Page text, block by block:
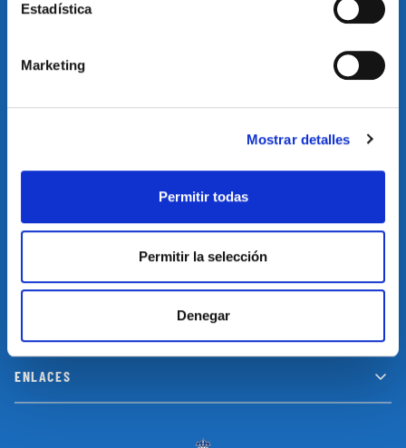
Estadística
Marketing
Mostrar detalles
Permitir todas
Permitir la selección
Denegar
ENLACES
Suscríbete a nuestro newsletter y no te pierdas las últimas